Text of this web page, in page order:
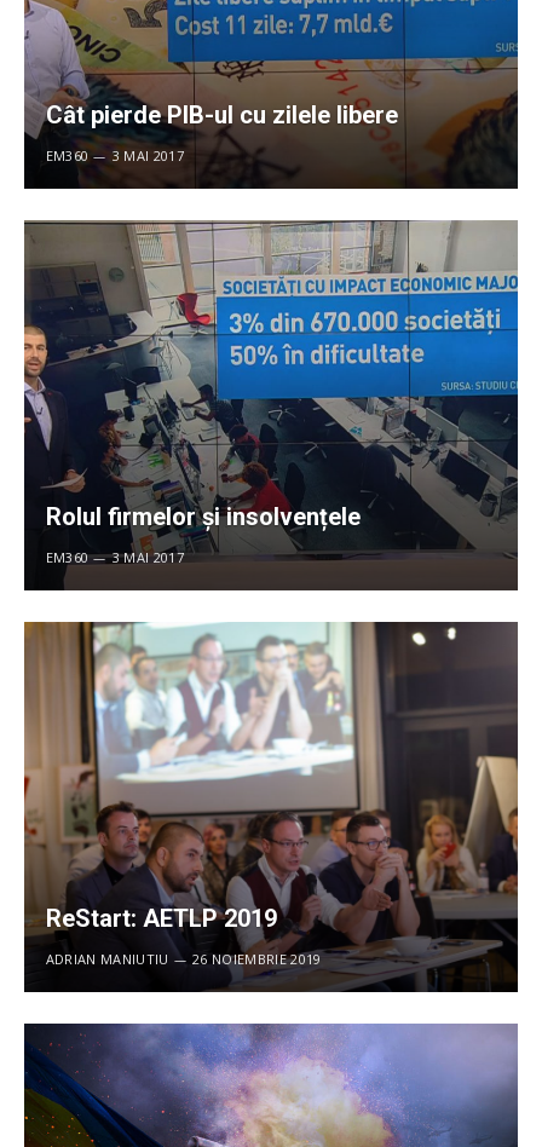
Cât pierde PIB-ul cu zilele libere
EM360 3 MAI 2017
Rolul firmelor și insolvențele
EM360 3 MAI 2017
ReStart: AETLP 2019
ADRIAN MANIUTIU 26 NOIEMBRIE 2019